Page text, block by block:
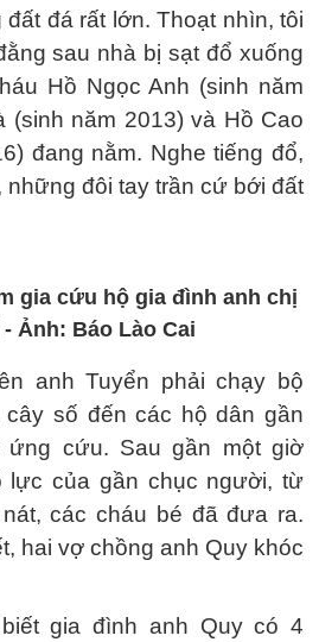
đá rất lớn. Thoạt nhìn, tôi
sau nhà bị sạt đổ xuống
Hồ Ngọc Anh (sinh năm
(sinh năm 2013) và Hồ Cao
đang nằm. Nghe tiếng đổ,
những đôi tay trần cứ bới đất
gia cứu hộ gia đình anh chị
Ảnh: Báo Lào Cai
anh Tuyển phải chạy bộ
số đến các hộ dân gần
ứng cứu. Sau gần một giờ
lực của gần chục người, từ
các cháu bé đã đưa ra.
hai vợ chồng anh Quy khóc
gia đình anh Quy có 4